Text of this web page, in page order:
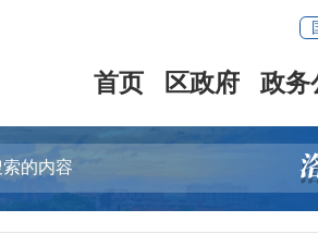
首页 区政府 政务